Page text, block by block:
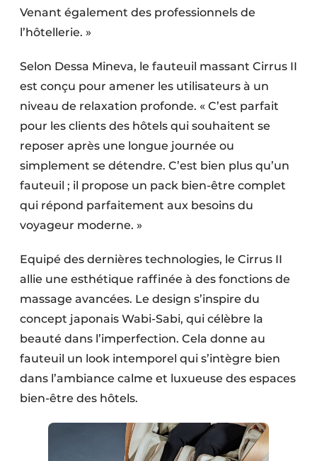
Venant également des professionnels de
l’hôtellerie. »
Selon Dessa Mineva, le fauteuil massant Cirrus II
est conçu pour amener les utilisateurs à un
niveau de relaxation profonde. « C’est parfait
pour les clients des hôtels qui souhaitent se
reposer après une longue journée ou
simplement se détendre. C’est bien plus qu’un
fauteuil ; il propose un pack bien-être complet
qui répond parfaitement aux besoins du
voyageur moderne. »
Equipé des dernières technologies, le Cirrus II
allie une esthétique raffinée à des fonctions de
massage avancées. Le design s’inspire du
concept japonais Wabi-Sabi, qui célèbre la
beauté dans l’imperfection. Cela donne au
fauteuil un look intemporel qui s’intègre bien
dans l’ambiance calme et luxueuse des espaces
bien-être des hôtels.